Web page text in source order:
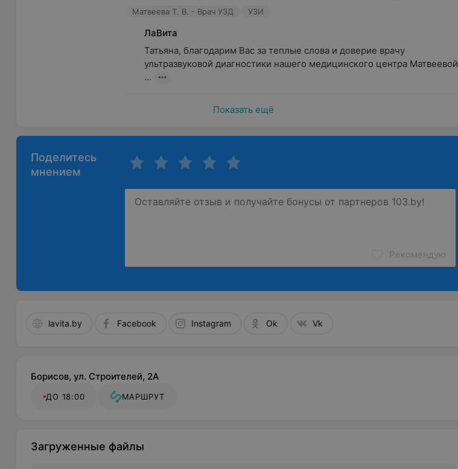
Матвеева Т. В. - Врач УЗД УЗИ
ЛаВита
Татьяна, благодарим Вас за теплые слова и доверие врачу
ультразвуковой диагностики нашего медицинского центра Матвеевой
...
Показать ещё
Поделитесь
мнением
Рекомендую
lavita.by Facebook Instagram Ok Vk
Борисов, ул. Строителей, 2А
ДО 18:00 МАРШРУТ
Загруженные файлы